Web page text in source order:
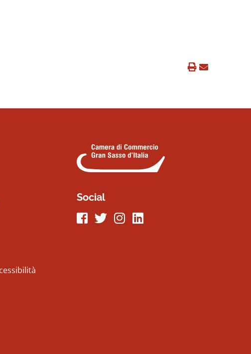
Social
Seguici su Facebook
Seguici su Twitter
Seguici su Instagram
Seguici su LinkeIn